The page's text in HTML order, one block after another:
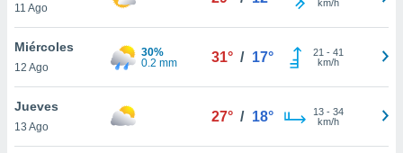
cookies
aceptar
11 Ago
km/h
Miércoles
12 Ago
30%
0.2 mm
31° / 17° 21 - 41
km/h
Jueves
13 Ago
27° / 18° 13- 34
km/h